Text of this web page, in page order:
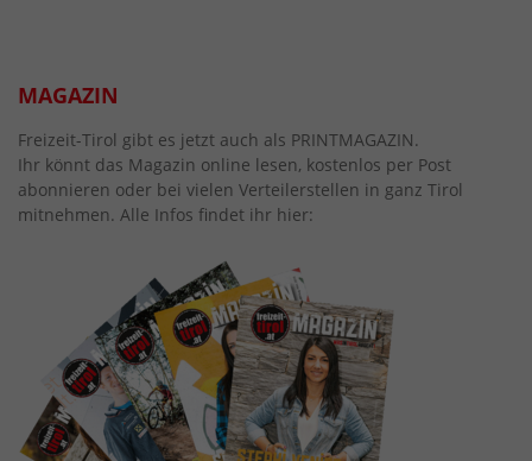
MAGAZIN
Freizeit-Tirol gibt es jetzt auch als PRINTMAGAZIN.
Ihr könnt das Magazin online lesen, kostenlos per Post
abonnieren oder bei vielen Verteilerstellen in ganz Tirol
mitnehmen. Alle Infos findet ihr hier: